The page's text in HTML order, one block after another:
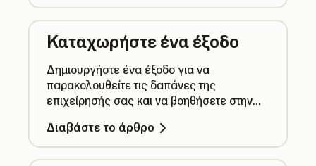
Καταχωρήστε ένα έξοδο
Δημιουργήστε ένα έξοδο για να
παρακολουθείτε τις δαπάνες της
επιχείρησής σας και να βοηθήσετε στην
που γίνονται με τον Επαγγελματικό
λογαριασμό σας προστίθενται αυτόματα.
Διαβάστε το άρθρο